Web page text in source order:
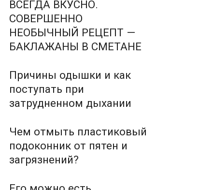
ВСЕГДА ВКУСНО.
СОВЕРШЕННО
НЕОБЫЧНЫЙ РЕЦЕПТ —
БАКЛАЖАНЫ В СМЕТАНЕ
Причины одышки и как
поступать при
затрудненном дыхании
Чем отмыть пластиковый
подоконник от пятен и
загрязнений?